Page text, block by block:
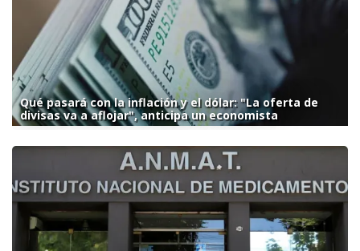
Qué pasará con la inflación y el dólar: "La oferta de
divisas va a aflojar", anticipa un economista